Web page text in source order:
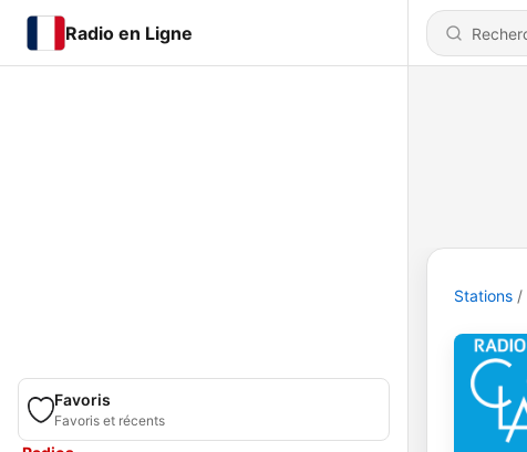
Radio en Ligne
Favoris
Favoris et récents
Stations